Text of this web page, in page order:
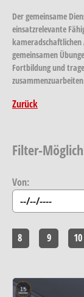
Der gemeinsame
einsatzrelevante
kameradschaftlichen
gemeinsamen
Fortbildung und
Zurück
Filter-
Von:
8 9 10